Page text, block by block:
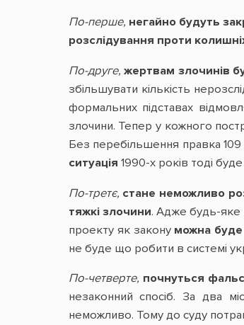
По-перше, негайно будуть
розслідування проти
По-друге, жертвам злочинів
збільшувати кількість
формальних підставах
злочини. Тепер у кожного
Без перебільшення правка
ситуація 1990-х років тоді
По-третє, стане неможливо
тяжкі злочини. Адже будь-яке
проекту як закону можна
не буде що робити в системі
По-четверте, почнуться
незаконний спосіб. За два
неможливо. Тому до суду